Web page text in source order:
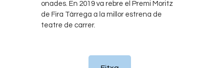
onades. En 2019 va rebre el Premi Moritz
de Fira Tàrrega a la millor estrena de
teatre de carrer.